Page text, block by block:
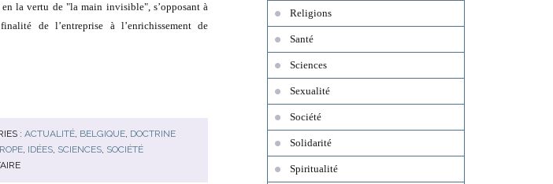
la vertu de "la main invisible", s’opposant à
de l’entreprise à l’enrichissement de
:ACTUALITÉ BELGIQUE DOCTRINE
, IDÉES, SCIENCES, SOCIÉTÉ
Religions
Santé
Sciences
Sexualité
Société
Solidarité
Spiritualité